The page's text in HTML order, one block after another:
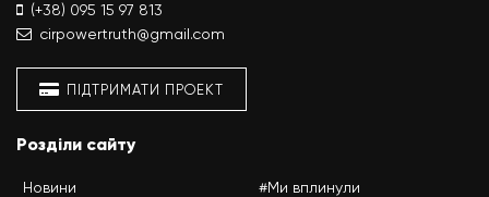
(+38) 095 15 97 813
cirpowertruth@gmail.com
ПІДТРИМАТИ ПРОЕКТ
Розділи сайту
Новини
#Ми вплинули